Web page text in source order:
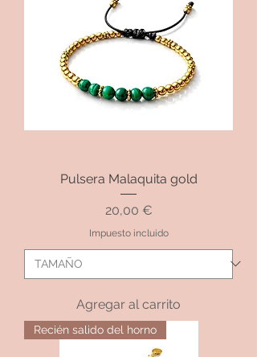
Pulsera Malaquita gold
Precio
20,00 €
Impuesto incluido
Agregar al carrito
Recién salido del horno